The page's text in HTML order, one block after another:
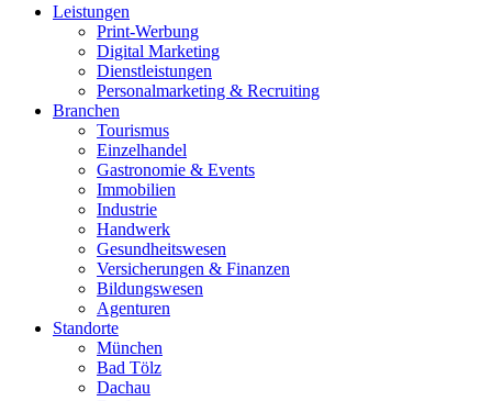
Leistungen
Print-Werbung
Digital Marketing
Dienstleistungen
Personalmarketing & Recruiting
Branchen
Tourismus
Einzelhandel
Gastronomie & Events
Immobilien
Industrie
Handwerk
Gesundheitswesen
Versicherungen & Finanzen
Bildungswesen
Agenturen
Standorte
München
Bad Tölz
Dachau